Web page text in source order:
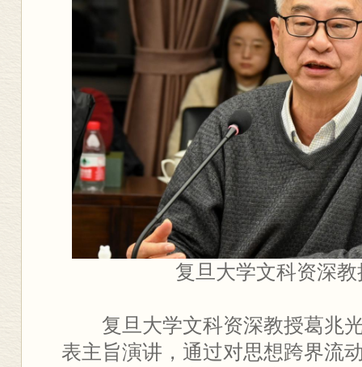
复旦大学文科资深
复旦大学文科资深教授葛兆
表主旨演讲，通过对思想跨界流